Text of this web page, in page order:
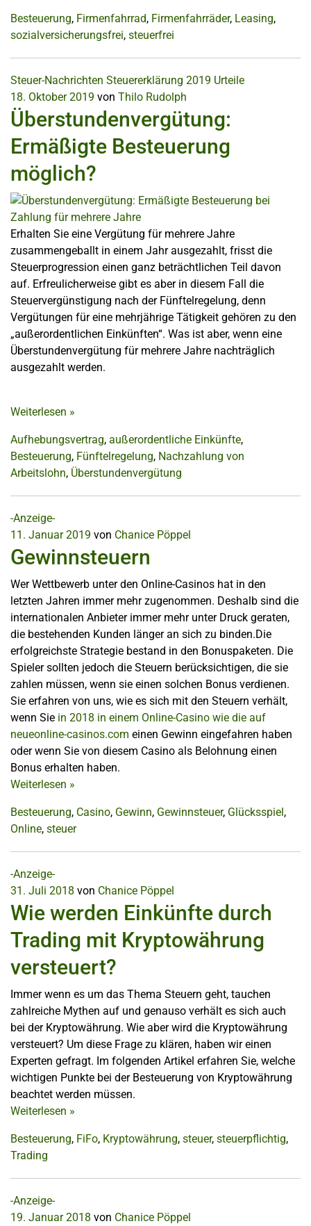
Besteuerung, Firmenfahrrad, Firmenfahrräder, Leasing,
sozialversicherungsfrei, steuerfrei
Steuer-Nachrichten Steuererklärung 2019 Urteile
18. Oktober 2019 von Thilo Rudolph
Überstundenvergütung:
Ermäßigte Besteuerung
möglich?
Erhalten Sie eine Vergütung für mehrere Jahre
zusammengeballt in einem Jahr ausgezahlt, frisst die
Steuerprogression einen ganz beträchtlichen Teil davon
auf. Erfreulicherweise gibt es aber in diesem Fall die
Steuervergünstigung nach der Fünftelregelung, denn
Vergütungen für eine mehrjährige Tätigkeit gehören zu den
„außerordentlichen Einkünften“. Was ist aber, wenn eine
Überstundenvergütung für mehrere Jahre nachträglich
ausgezahlt werden.
Weiterlesen »
Aufhebungsvertrag, außerordentliche Einkünfte,
Besteuerung, Fünftelregelung, Nachzahlung von
Arbeitslohn, Überstundenvergütung
-Anzeige-
11. Januar 2019 von Chanice Pöppel
Gewinnsteuern
Wer Wettbewerb unter den Online-Casinos hat in den
letzten Jahren immer mehr zugenommen. Deshalb sind die
internationalen Anbieter immer mehr unter Druck geraten,
die bestehenden Kunden länger an sich zu binden.Die
erfolgreichste Strategie bestand in den Bonuspaketen. Die
Spieler sollten jedoch die Steuern berücksichtigen, die sie
zahlen müssen, wenn sie einen solchen Bonus verdienen.
Sie erfahren von uns, wie es sich mit den Steuern verhält,
wenn Sie in 2018 in einem Online-Casino wie die auf
neueonline-casinos.com einen Gewinn eingefahren haben
oder wenn Sie von diesem Casino als Belohnung einen
Bonus erhalten haben.
Weiterlesen »
Besteuerung, Casino, Gewinn, Gewinnsteuer, Glücksspiel,
Online, steuer
-Anzeige-
31. Juli 2018 von Chanice Pöppel
Wie werden Einkünfte durch
Trading mit Kryptowährung
versteuert?
Immer wenn es um das Thema Steuern geht, tauchen
zahlreiche Mythen auf und genauso verhält es sich auch
bei der Kryptowährung. Wie aber wird die Kryptowährung
versteuert? Um diese Frage zu klären, haben wir einen
Experten gefragt. Im folgenden Artikel erfahren Sie, welche
wichtigen Punkte bei der Besteuerung von Kryptowährung
beachtet werden müssen.
Weiterlesen »
Besteuerung, FiFo, Kryptowährung, steuer, steuerpflichtig,
Trading
-Anzeige-
19. Januar 2018 von Chanice Pöppel